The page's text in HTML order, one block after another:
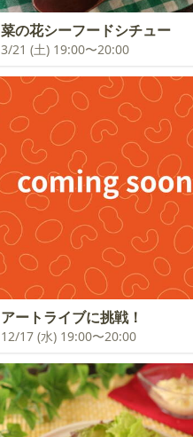
菜の花シーフードシチュー
3/21 (土) 19:00〜20:00
アートライブに挑戦！
12/17 (水) 19:00〜20:00